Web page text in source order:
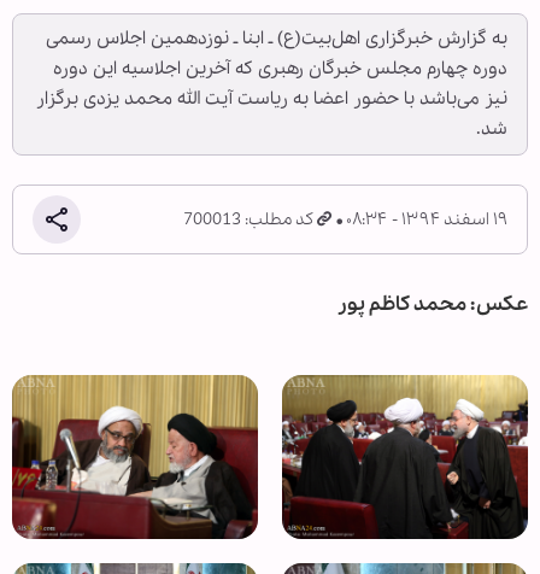
به گزارش خبرگزاری اهل‌بیت(ع) ـ ابنا ـ نوزدهمین اجلاس رسمی
دوره چهارم مجلس خبرگان رهبری که آخرین اجلاسیه این دوره
نیز می‌باشد با حضور اعضا به ریاست آیت الله محمد یزدی برگزار
شد.
۱۹ اسفند ۱۳۹۴ - ۰۸:۳۴ کد مطلب: 700013
عکس: محمد کاظم پور